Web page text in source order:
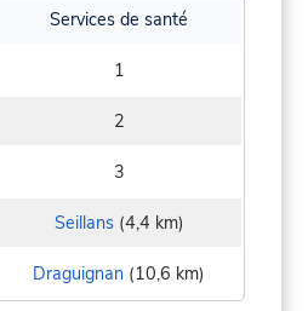
Services de santé
1
2
3
Seillans(4,4 km)
Draguignan (10,6 km)